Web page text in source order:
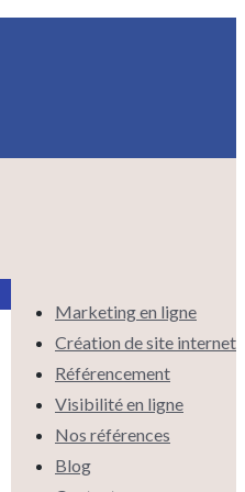
Marketing en ligne
Création de site internet
Référencement
Visibilité en ligne
Nos références
Blog